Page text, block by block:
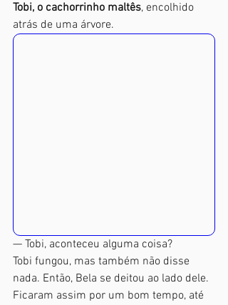
Tobi, o cachorrinho maltês, encolhido
atrás de uma árvore.
— Tobi, aconteceu alguma coisa?
Tobi fungou, mas também não disse
nada. Então, Bela se deitou ao lado dele.
Ficaram assim por um bom tempo, até